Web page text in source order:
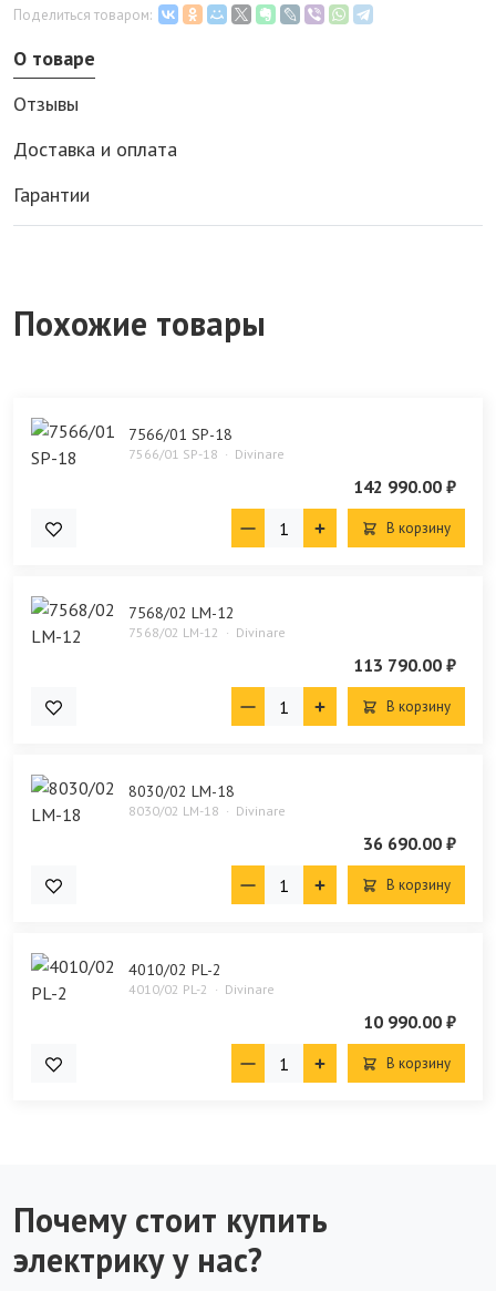
Поделиться товаром:
О товаре
Отзывы
Доставка и оплата
Гарантии
Похожие товары
7566/01 SP-18
7566/01 SP-18 Divinare
142 990.00 ₽
В корзину
7568/02 LM-12
7568/02 LM-12 Divinare
113 790.00 ₽
В корзину
8030/02 LM-18
8030/02 LM-18 Divinare
36 690.00 ₽
В корзину
4010/02 PL-2
4010/02 PL-2 Divinare
10 990.00 ₽
В корзину
Почему стоит купить
электрику у нас?